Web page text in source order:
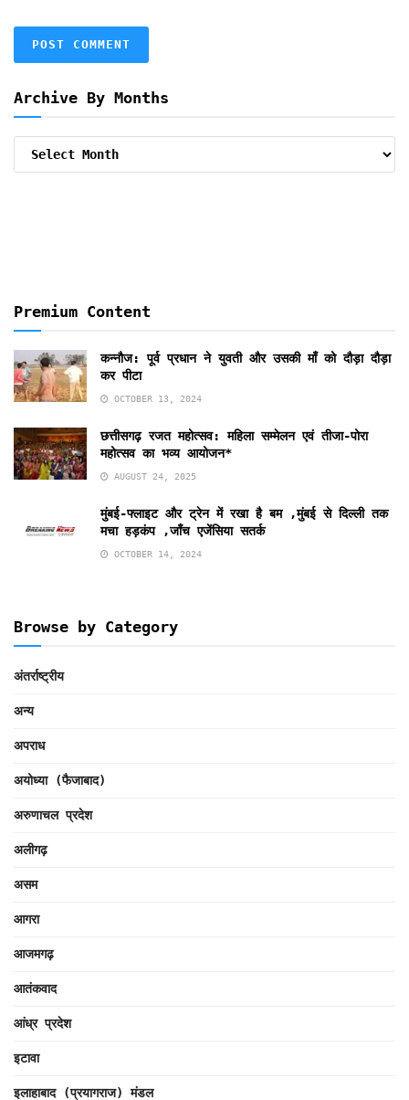
Archive By Months
Premium Content
कन्नौज: पूर्व प्रधान ने युवती और उसकी माँ को दौड़ा दौड़ा
कर पीटा
OCTOBER 13, 2024
छत्तीसगढ़ रजत महोत्सव: महिला सम्मेलन एवं तीजा-पोरा
महोत्सव का भव्य आयोजन*
AUGUST 24, 2025
मुंबई-फ्लाइट और ट्रेन में रखा है बम ,मुंबई से दिल्ली तक
मचा हड़कंप ,जाँच एजेंसिया सतर्क
OCTOBER 14, 2024
Browse by Category
अंतर्राष्ट्रीय
अन्य
अपराध
अयोध्या (फैजाबाद)
अरुणाचल प्रदेश
अलीगढ़
असम
आगरा
आजमगढ़
आतंकवाद
आंध्र प्रदेश
इटावा
इलाहाबाद (प्रयागराज) मंडल